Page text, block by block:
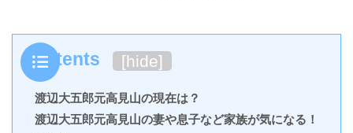
Contents [hide]
渡辺大五郎元高見山の現在は？
渡辺大五郎元高見山の妻や息子など家族が気になる！